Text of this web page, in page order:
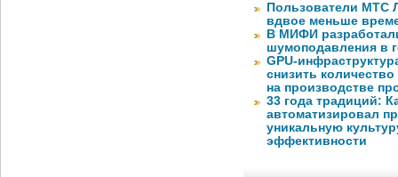
Пользователи МТС
вдвое меньше
В МИФИ
шумоподавления в
GPU-
снизить
на производстве
33 года традиций:
автоматизировал
уникальную
эффективности